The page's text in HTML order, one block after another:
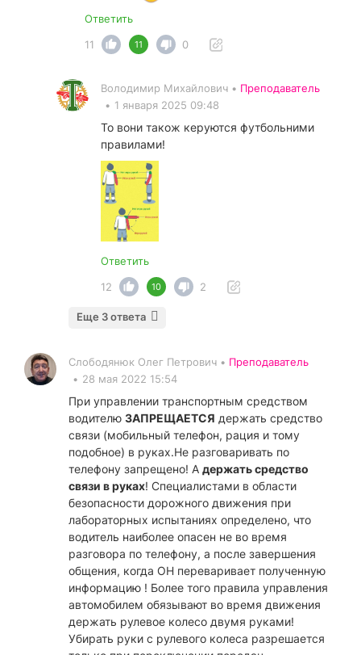
Ответить
11
11 0
Володимир Михайлович • Преподаватель
• 1 января 2025 09:48
То вони також керуются футбольними
правилами!
Ответить
12
10 2
Еще 3 ответа
Слободянюк Олег Петрович • Преподаватель
• 28 мая 2022 15:54
При управлении транспортным средством
водителю ЗАПРЕЩАЕТСЯ держать средство
связи (мобильный телефон, рация и тому
подобное) в руках.Не разговаривать по
телефону запрещено! А держать средство
связи в руках! Специалистами в области
безопасности дорожного движения при
лабораторных испытаниях определено, что
водитель наиболее опасен не во время
разговора по телефону, а после завершения
общения, когда ОН переваривает полученную
информацию ! Более того правила управления
автомобилем обязывают во время движения
держать рулевое колесо двумя руками!
Убирать руки с рулевого колеса разрешается